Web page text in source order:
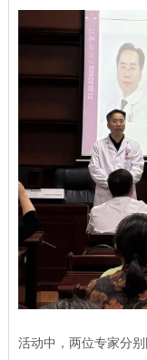
活动中，两位专家分